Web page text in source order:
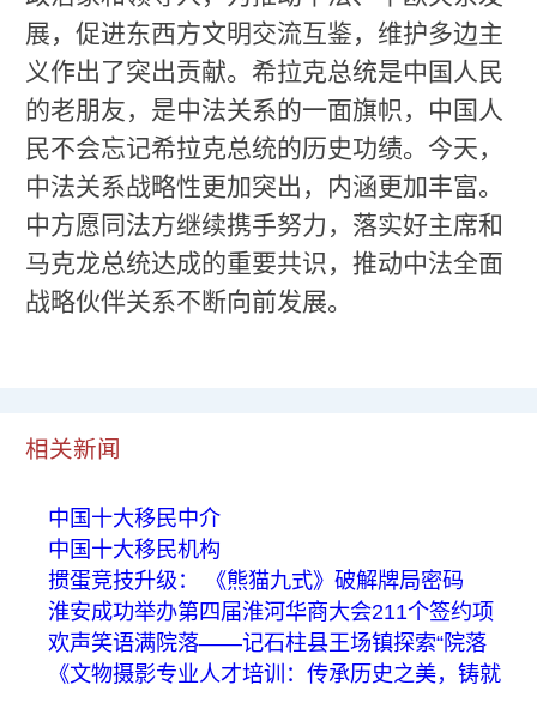
展，促进东西方文明交流互鉴，维护多边主
义作出了突出贡献。希拉克总统是中国人民
的老朋友，是中法关系的一面旗帜，中国人
民不会忘记希拉克总统的历史功绩。今天，
中法关系战略性更加突出，内涵更加丰富。
中方愿同法方继续携手努力，落实好主席和
马克龙总统达成的重要共识，推动中法全面
战略伙伴关系不断向前发展。
相关新闻
中国十大移民中介
中国十大移民机构
掼蛋竞技升级： 《熊猫九式》破解牌局密码
淮安成功举办第四届淮河华商大会211个签约项
欢声笑语满院落——记石柱县王场镇探索“院落
《文物摄影专业人才培训：传承历史之美，铸就